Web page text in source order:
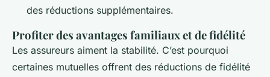
des réductions supplémentaires.
Profiter des avantages familiaux et de fidélité
Les assureurs aiment la stabilité. C’est pourquoi
certaines mutuelles offrent des réductions de fidélité